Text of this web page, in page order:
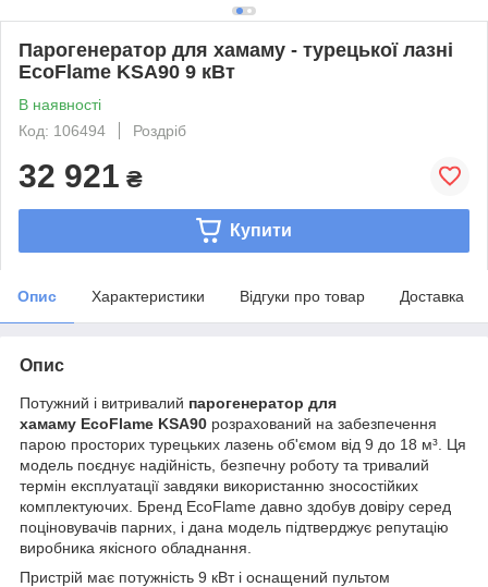
Парогенератор для хамаму - турецької лазні
EcoFlame KSA90 9 кВт
В наявності
Код: 106494
Роздріб
32 921 ₴
Купити
Опис Характеристики Відгуки про товар Доставка
Опис
Потужний і витривалий парогенератор для
хамаму EcoFlame KSA90 розрахований на забезпечення
парою просторих турецьких лазень об'ємом від 9 до 18 м³. Ця
модель поєднує надійність, безпечну роботу та тривалий
термін експлуатації завдяки використанню зносостійких
комплектуючих. Бренд EcoFlame давно здобув довіру серед
поціновувачів парних, і дана модель підтверджує репутацію
виробника якісного обладнання.
Пристрій має потужність 9 кВт і оснащений пультом